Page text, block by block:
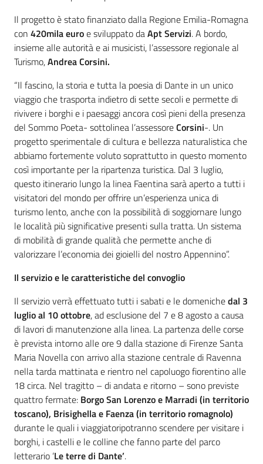
Il progetto è stato finanziato dalla Regione Emilia-Romagna
con 420mila euroe sviluppato daApt Servizi. A bordo,
insieme alle autorità e ai musicisti, l’assessore regionale al
Turismo,Andrea Corsini.
“Il fascino, la storia e tutta la poesia di Dante in un unico
viaggio che trasporta indietro di sette secoli e permette di
rivivere i borghi e i paesaggi ancora così pieni della presenza
del Sommo Poeta- sottolinea l’assessoreCorsini-. Un
progetto sperimentale di cultura e bellezza naturalistica che
abbiamo fortemente voluto soprattutto in questo momento
così importante per la ripartenza turistica. Dal 3 luglio,
questo itinerario lungo la linea Faentina sarà aperto a tutti i
visitatori del mondo per offrire un’esperienza unica di
turismo lento, anche con la possibilità di soggiornare lungo
le località più significative presenti sulla tratta. Un sistema
di mobilità di grande qualità che permette anche di
valorizzare l’economia dei gioielli del nostro Appennino”.
Il servizio e le caratteristiche del convoglio
Il servizio verrà effettuato tutti i sabati e le domenichedal 3
luglio al 10 ottobre, ad esclusione del 7 e 8 agosto a causa
di lavori di manutenzione alla linea. La partenza delle corse
è prevista intorno alle ore 9 dalla stazione di Firenze Santa
Maria Novella con arrivo alla stazione centrale di Ravenna
nella tarda mattinata e rientro nel capoluogo fiorentino alle
18 circa. Nel tragitto – di andata e ritorno – sono previste
quattro fermate: Borgo San Lorenzo e Marradi (in territorio
toscano), Brisighella e Faenza (in territorio romagnolo)
durante le quali i viaggiatoripotranno scendere per visitare i
borghi, i castelli e le colline che fanno parte del parco
letterario ‘Le terre di Dante’.